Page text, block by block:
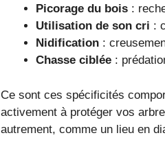
Picorage du bois :
Utilisation de son cri :
Nidification :
Chasse ciblée :
Ce sont ces spécificités
activement à protéger vos
autrement, comme un lieu en